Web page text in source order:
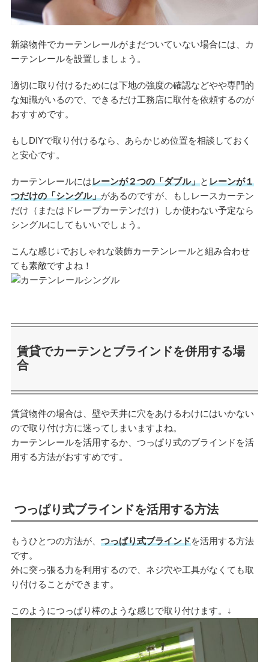
新築物件でカーテンレールがまだついていない場合には、カ
ーテンレールを設置しましょう。
適切に取り付けるためには下地の強度の確認などやや専門的
な知識がいるので、できるだけ工務店に取付を依頼するのが
おすすめです。
もしDIYで取り付けるなら、あらかじめ位置を相談しておく
と安心です。
カーテンレールにはレーンが２つの「ダブル」とレーンが１
つだけの「シングル」があるのですが、もしレースカーテン
だけ（またはドレープカーテンだけ）しか使わない予定なら
シングルにしてもいいでしょう。
こんな感じ↓でおしゃれな装飾カーテンレールと組み合わせ
ても素敵ですよね！
賃貸でカーテンとブラインドを併用する場
合
賃貸物件の場合は、壁や天井に穴をあけるわけにはいかない
ので取り付け方に迷ってしまいますよね。
カーテンレールを活用するか、つっぱり式のブラインドを活
用する方法がおすすめです。
つっぱり式ブラインドを活用する方法
もうひとつの方法が、 つっぱり式ブラインドを活用する方法
です。
外に突っ張る力を利用するので、ネジ穴や工具がなくても取
り付けることができます。
このようにつっぱり棒のような感じで取り付けます。↓